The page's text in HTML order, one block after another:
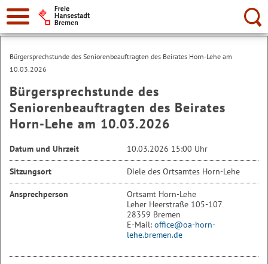
Suche:
Bürgersprechstunde des Seniorenbeauftragten des Beirates Horn-Lehe am
10.03.2026
Bürgersprechstunde des
Seniorenbeauftragten des Beirates
Horn-Lehe am 10.03.2026
Datum und Uhrzeit 10.03.2026 15:00 Uhr
Sitzungsort Diele des Ortsamtes Horn-Lehe
Ansprechperson
Ortsamt Horn-Lehe
Leher Heerstraße 105-107
28359 Bremen
E-Mail: office@oa-horn-
lehe.bremen.de